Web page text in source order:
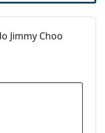
Jimmy Choo